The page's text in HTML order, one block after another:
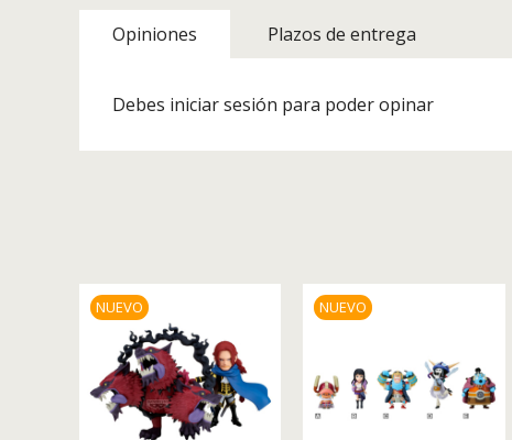
Opiniones Plazos de entrega
Debes iniciar sesión para poder opinar
NUEVO NUEVO